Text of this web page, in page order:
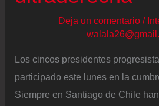
Deja un comentario /
Los cincos presidentes
participado este lunes en la
Siempre en Santiago de Chile